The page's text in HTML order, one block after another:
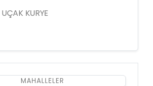
UÇAK KURYE
MAHALLELER